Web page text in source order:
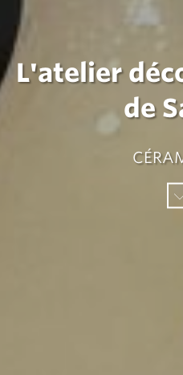
L'atelier
de